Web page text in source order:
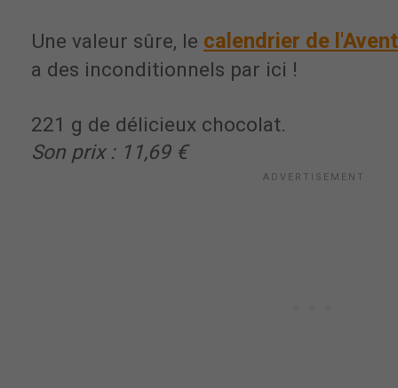
Une valeur sûre, le calendrier de
a des inconditionnels par ici !
221 g de délicieux chocolat.
Son prix : 11,69 €